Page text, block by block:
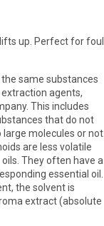
up. Perfect for foul
same substances
agents,
This includes
that do not
molecules or not
are less volatile
They often have a
essential oil.
the solvent is
extract (absolute